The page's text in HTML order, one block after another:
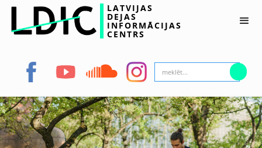
LATVIJAS
DEJAS
INFORMĀCIJAS
CENTRS